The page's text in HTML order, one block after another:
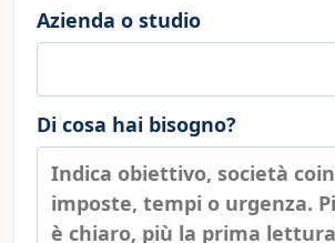
Azienda o studio
Di cosa hai bisogno?